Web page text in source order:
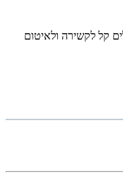
קל לקשירה ולאיטום